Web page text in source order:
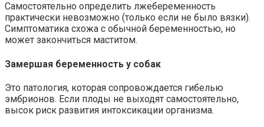
Самостоятельно определить лжебеременность
практически невозможно (только если не было вязки).
Симптоматика схожа с обычной беременностью, но
может закончиться маститом.
Замершая беременность у собак
Это патология, которая сопровождается гибелью
эмбрионов. Если плоды не выходят самостоятельно,
высок риск развития интоксикации организма.